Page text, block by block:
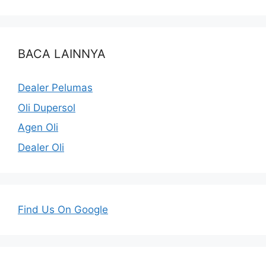
BACA LAINNYA
Dealer Pelumas
Oli Dupersol
Agen Oli
Dealer Oli
Find Us On Google